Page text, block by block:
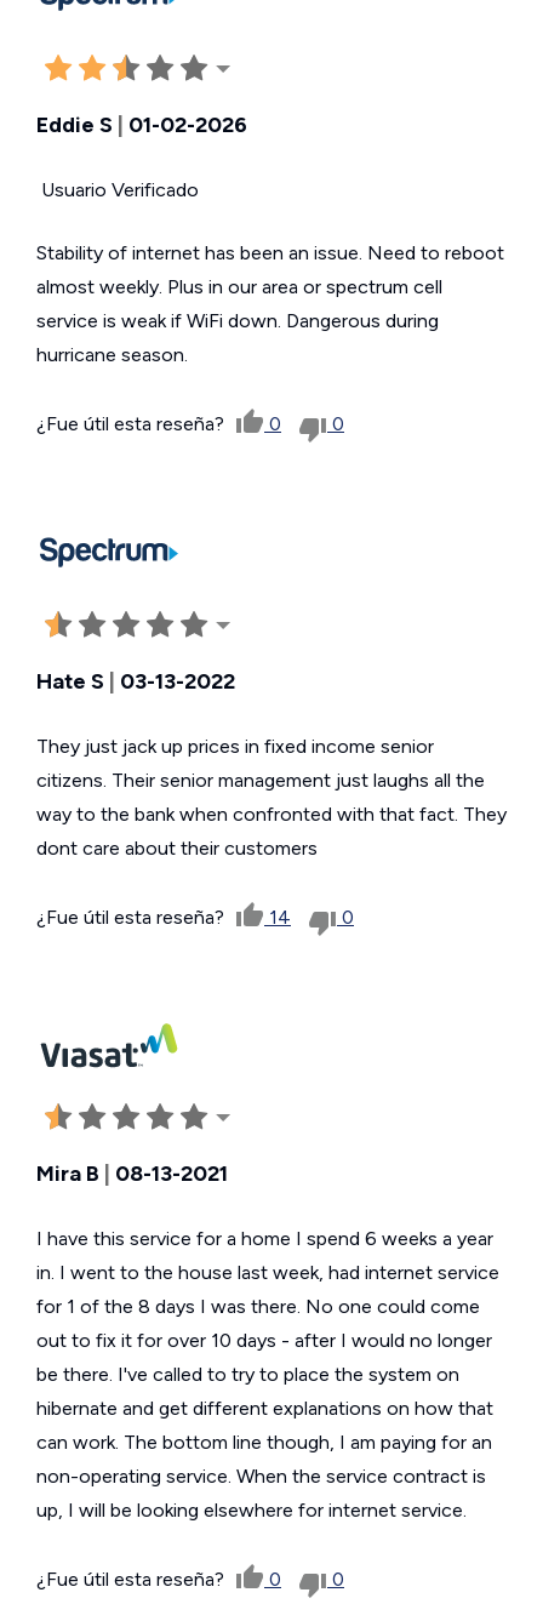
Eddie S 01-02-2026
Usuario Verificado
Stability of internet has been an issue. Need to reboot
almost weekly. Plus in our area or spectrum cell
service is weak if WiFi down. Dangerous during
hurricane season.
¿Fue útil esta reseña? 0 0
Hate S | 03-13-2022
They just jack up prices in fixed income senior
citizens. Their senior management just laughs all the
way to the bank when confronted with that fact. They
dont care about their customers
¿Fue útil esta reseña? 14 0
Mira B 08-13-2021
I have this service for a home I spend 6 weeks a year
in. I went to the house last week, had internet service
for 1 of the 8 days I was there. No one could come
out to fix it for over 10 days - after I would no longer
be there. I've called to try to place the system on
hibernate and get different explanations on how that
can work. The bottom line though, I am paying for an
non-operating service. When the service contract is
up, I will be looking elsewhere for internet service.
¿Fue útil esta reseña? 0 0